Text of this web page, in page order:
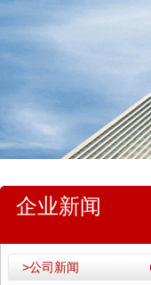
企业新闻
>公司新闻